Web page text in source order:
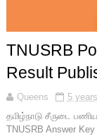
TNUSRB
Result
Queens
5
தமிழ்நாடு சீருடை
TNUSRB Answer